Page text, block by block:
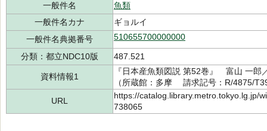
一般件名
魚類
一般件名カナ
ギョルイ
一般件名典拠番号
510655700000000
分類：都立NDC10版 487.521
資料情報1
『日本産魚類図説 第52巻』 富山 一
（所蔵館：多摩 請求記号：R/4875/
URL
https://catalog.library.metro.tokyo.lg.jp/
738065